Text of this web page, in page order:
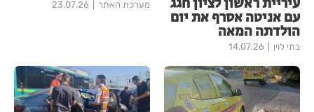
עם אניטה אסרף את יום
הולדתה המאה
בתי לוין 14.07.26
מערכת האתר 23.07.26